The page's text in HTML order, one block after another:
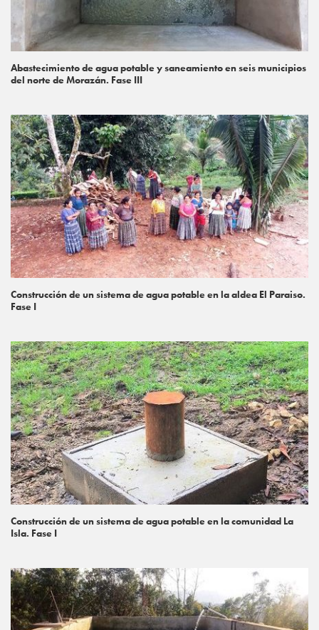
Abastecimiento de agua potable y saneamiento en seis municipios
del norte de Morazán. Fase III
Construcción de un sistema de agua potable en la aldea El Paraiso.
Fase I
Construcción de un sistema de agua potable en la comunidad La
Isla. Fase I